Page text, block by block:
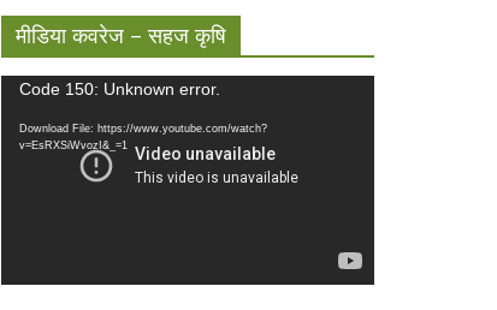
मीडिया कवरेज – सहज कृषि
Video
Code 150: Unknown error.
Download File: https://www.youtube.com/watch?
v=EsRXSiWvozI&_=1